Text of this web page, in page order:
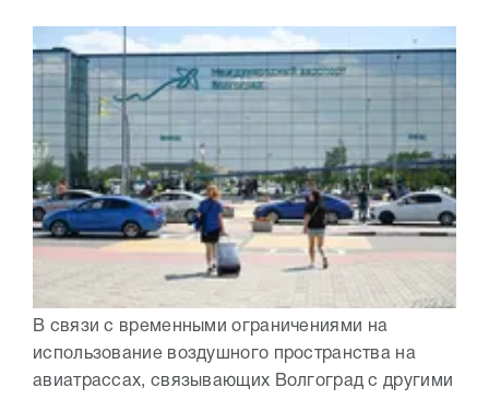
В связи с временными ограничениями на
использование воздушного пространства на
авиатрассах, связывающих Волгоград с другими